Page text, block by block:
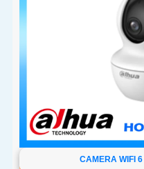
CAMERA WIFI